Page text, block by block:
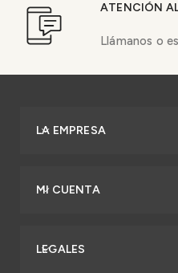
ATENCIÓN
Llámanos o
LA EMPRESA
MI CUENTA
LEGALES